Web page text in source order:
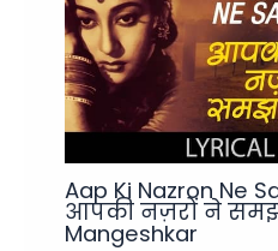
Aap Ki Nazron Ne
आपकी नज़रों ने
Mangeshkar